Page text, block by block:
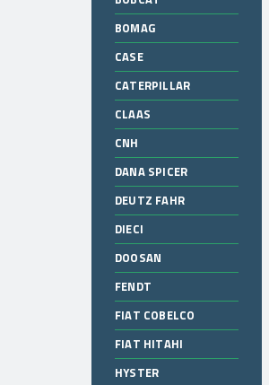
BOMAG
CASE
CATERPILLAR
CLAAS
CNH
DANA SPICER
DEUTZ FAHR
DIECI
DOOSAN
FENDT
FIAT COBELCO
FIAT HITAHI
HYSTER